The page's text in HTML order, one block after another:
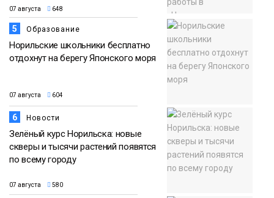
07 августа 648
5 Образование
Норильские школьники бесплатно
отдохнут на берегу Японского моря
07 августа 604
6 Новости
Зелёный курс Норильска: новые
скверы и тысячи растений появятся
по всему городу
07 августа 580